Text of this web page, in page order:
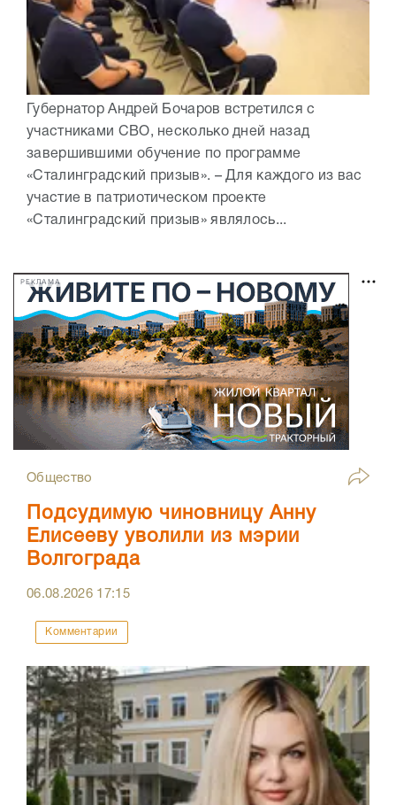
Губернатор Андрей Бочаров встретился с
участниками СВО, несколько дней назад
завершившими обучение по программе
«Сталинградский призыв». – Для каждого из вас
участие в патриотическом проекте
«Сталинградский призыв» являлось...
РЕКЛАМА
Общество
Подсудимую чиновницу Анну
Елисееву уволили из мэрии
Волгограда
06.08.2026 17:15
Комментарии